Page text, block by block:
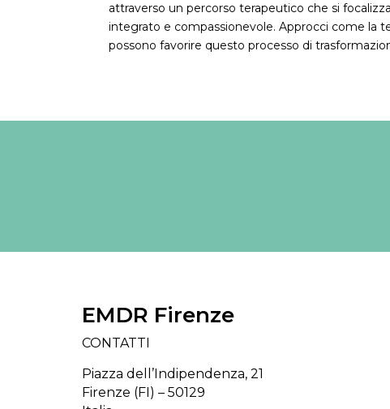
attraverso un percorso terapeutico che si
integrato e compassionevole. Approcci come la
possono favorire questo processo di
EMDR Firenze
CONTATTI
Piazza dell’Indipendenza, 21
Firenze (FI) – 50129